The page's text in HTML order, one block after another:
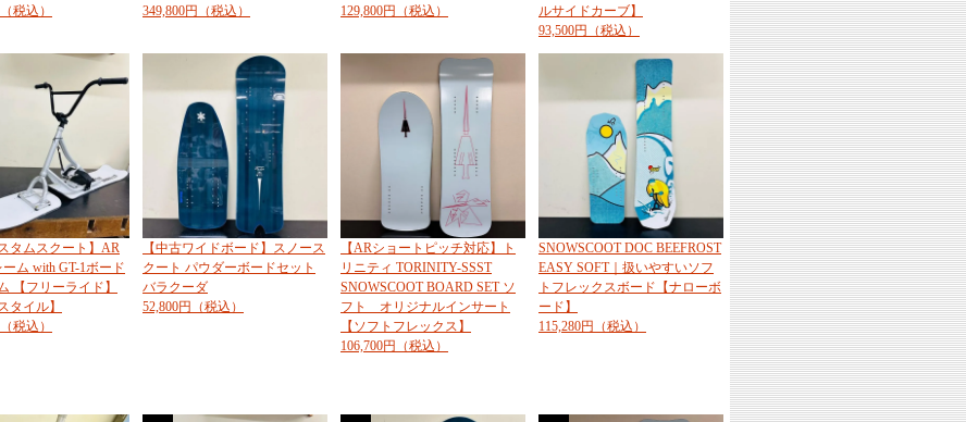
税込）
349,800円（税込）
129,800円（税込）
ルサイドカーブ】
93,500円（税込）
タムスクート】AR
ーム with GT-1ボード
【フリーライド】
タイル】
税込）
【中古ワイドボード】スノース
クート パウダーボードセット
バラクーダ
52,800円（税込）
【ARショートピッチ対応】ト
リニティ TORINITY-SSST
SNOWSCOOT BOARD SET ソ
フト オリジナルインサート
【ソフトフレックス】
106,700円（税込）
SNOWSCOOT DOC BEEFROST
EASY SOFT｜扱いやすいソフ
トフレックスボード【ナローボ
ード】
115,280円（税込）